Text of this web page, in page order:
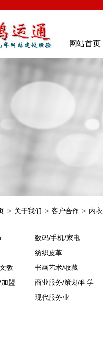
网站首页
> 关于我们 > 客户合作 > 内衣
数码/手机/家电
纺织皮革
教
书画艺术/收藏
盟
商业服务/策划/科学
现代服务业